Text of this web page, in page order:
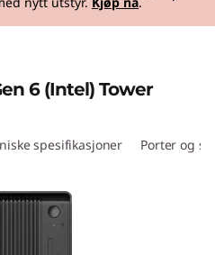
6 (Intel) Tower
spesifikasjoner Porter og